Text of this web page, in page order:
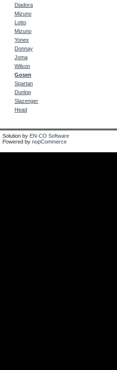
Diadora
Mizuno
Lotto
Mizuno
Yonex
Donnay
Joma
Wilson
Gosen
Spartan
Dunlop
Slazenger
Head
Solution by EN-CO Software
Powered by nopCommerce